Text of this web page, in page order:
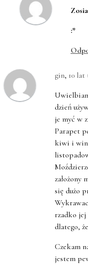
Zosia
:*
gin, 10 lat
dzień
je myć w
Parapet
kiwi i
założony
się dużo
rzadko jej
dlatego,
Czekam
jestem